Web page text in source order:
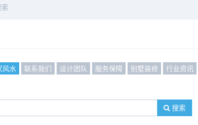
风水 联系我们 设计团队 服务保障 别墅装修 行业资讯
搜索